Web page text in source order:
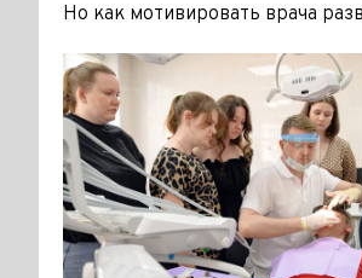
Но как мотивировать врача